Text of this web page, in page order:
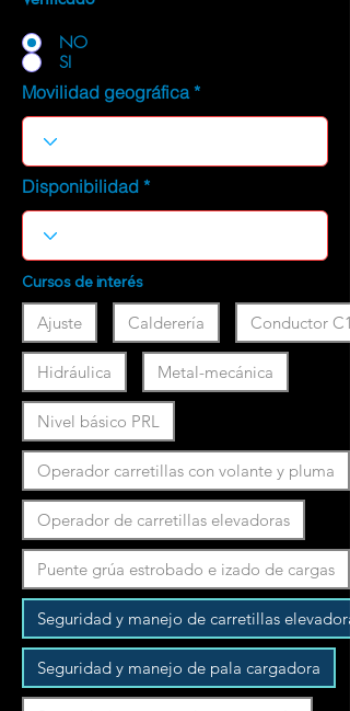
NO
SI
Movilidad geográfica
Disponibilidad
Cursos de interés
Ajuste Calderería Conductor C1
Hidráulica Metal-mecánica
Nivel básico PRL
Operador carretillas con volante y pluma
Operador de carretillas elevadoras
Puente grúa estrobado e izado de cargas
Seguridad y manejo de carretillas
Seguridad y manejo de pala cargadora